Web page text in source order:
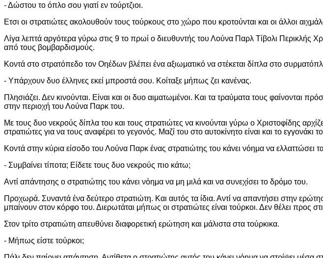
- Δώστου το όπλο σου γιατί εν τούρτζιοι.
Ετσι οι στρατιώτες ακολουθούν τους τούρκους στο χώρο που κροτούνται και οι άλλοι
Λίγα λεπτά αργότερα γύρω στις 9 το πρωί ο διευθυντής του Λούνα Παρλ Τίβολι Περικλής
από τους βομβαρδισμούς.
Κοντά στο στρατόπεδο τον Οηέδων βλέπει ένα αξιωματικό να στέκεται δίπλα στο
- Υπάρχουν δυο έλληνες εκεί μπροστά σου. Κοίταξε μήπως ζει κανένας.
Πλησιάζει. Δεν κινούνται. Είναι και οι δυο αιματωμένοι. Και τα τραύματα τους φαίνονται
στην περιοχή του Λούνα Παρκ του.
Με τους δυο νεκρούς δίπλα του και τους στρατιώτες να κινούνται γύρω ο Χριστοφίδης
στρατιώτες για να τους αναφέρει το γεγονός. Μαζί του στο αυτοκίνητο είναι και το εγγονάκι
Κοντά στην κύρια είσοδο του Λούνα Παρκ ένας στρατιώτης του κάνει νόημα να ελλαττώσει
- Συμβαίνει τίποτα; Είδετε τους δυο νεκρούς πιο κάτω;
Αντί απάντησης ο στρατιώτης του κάνει νόημα να μη μιλά και να συνεχίσει το δρόμο του.
Προχωρά. Συναντά ένα δεύτερο στρατιώτη. Και αυτός τα ίδια. Αντί να απαντήσει στην
μπαίνουν στον κόρφο του. Διερωτάται μήπως οι στρατιώτες είναι τούρκοι. Δεν θέλει προς
Στον τρίτο στρατιώτη απευθύνει διαφορετική ερώτηση και μάλιστα στα τούρκικα.
- Μήπως είστε τούρκοι;